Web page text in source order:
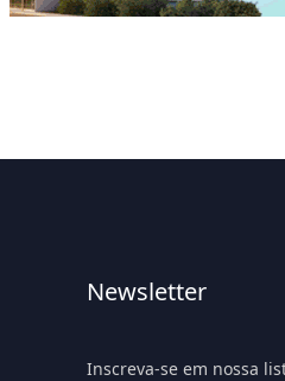
Newsletter
Inscreva-se em nossa